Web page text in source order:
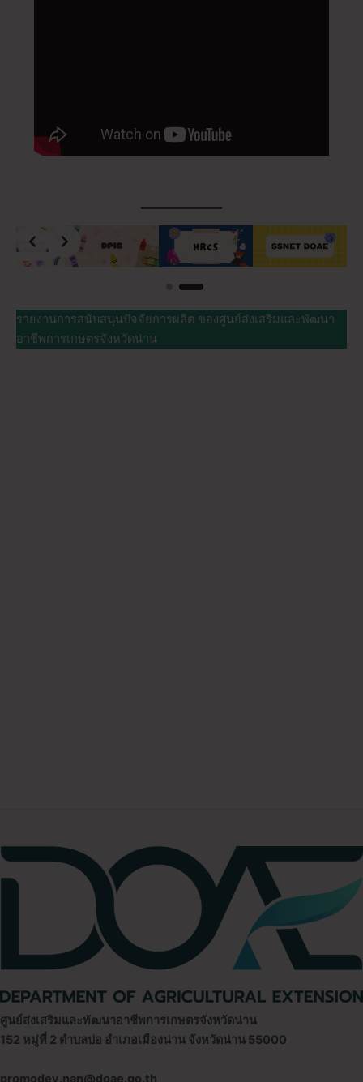
Slide 2 of 2
รายงานการสนับสนุนปัจจัยการผลิต ของศูนย์ส่งเสริมและพัฒนา
อาชีพการเกษตรจังหวัดน่าน
ศูนย์ส่งเสริมและพัฒนาอาชีพการเกษตรจังหวัดน่าน
152 หมู่ที่ 2 ตำบลบ่อ อำเภอเมืองน่าน จังหวัดน่าน 55000